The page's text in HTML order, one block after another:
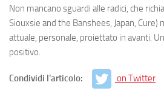
Non mancano sguardi alle radici, che
Siouxsie and the Banshees, Japan, Cure)
attuale, personale, proiettato in avanti.
positivo.
Condividi l'articolo: on Twitter